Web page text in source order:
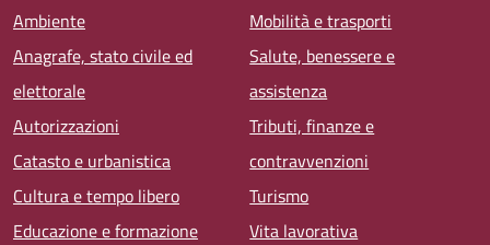
Ambiente
Anagrafe, stato civile ed
elettorale
Autorizzazioni
Catasto e urbanistica
Cultura e tempo libero
Educazione e formazione
Mobilità e trasporti
Salute, benessere e
assistenza
Tributi, finanze e
contravvenzioni
Turismo
Vita lavorativa